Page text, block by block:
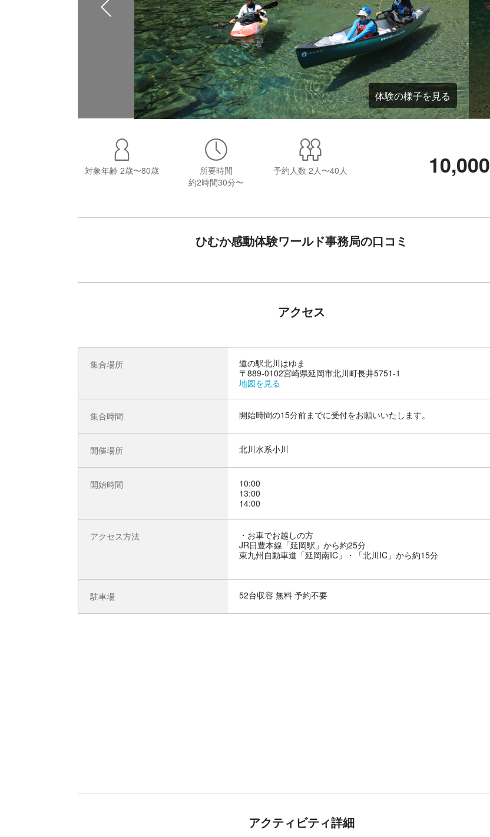
体験の様子を見る
対象年齢 2歳〜80歳
所要時間
約2時間30分〜
予約人数 2人〜40人 10,000
ひむか感動体験ワールド事務局の口コミ
アクセス
集合場所
道の駅北川はゆま
〒889-0102宮崎県延岡市北川町長井5751-1
地図を見る
集合時間 開始時間の15分前までに受付をお願いいたします。
開催場所 北川水系小川
開始時間
10:00
13:00
14:00
アクセス方法
お車でお越しの方
JR日豊本線「延岡駅」から約25分
東九州自動車道「延岡南IC」・「北川IC」から約15分
駐車場 52台収容 無料 予約不要
アクティビティ詳細